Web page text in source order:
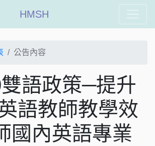
HMSH
公告內容
雙語政策─提升
語教師教學效
國內英語專業